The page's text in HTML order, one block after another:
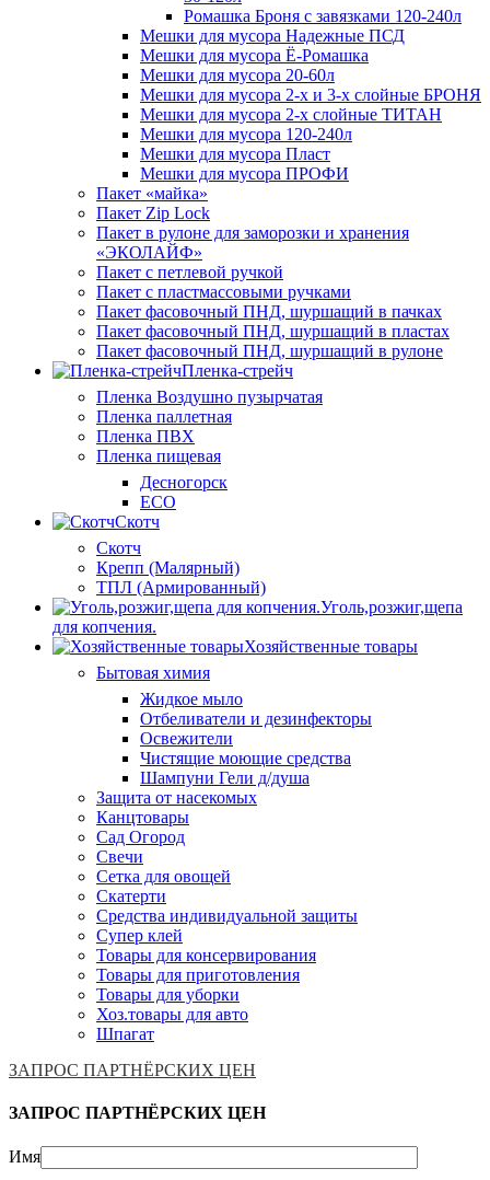
Ромашка Броня с завязками 120-240л
Мешки для мусора Надежные ПСД
Мешки для мусора Ё-Ромашка
Мешки для мусора 20-60л
Мешки для мусора 2-х и 3-х слойные БРОНЯ
Мешки для мусора 2-х слойные ТИТАН
Мешки для мусора 120-240л
Мешки для мусора Пласт
Мешки для мусора ПРОФИ
Пакет «майка»
Пакет Zip Lock
Пакет в рулоне для заморозки и хранения
«ЭКОЛАЙФ»
Пакет с петлевой ручкой
Пакет с пластмассовыми ручками
Пакет фасовочный ПНД, шуршащий в пачках
Пакет фасовочный ПНД, шуршащий в пластах
Пакет фасовочный ПНД, шуршащий в рулоне
Пленка-стрейч
Пленка Воздушно пузырчатая
Пленка паллетная
Пленка ПВХ
Пленка пищевая
Десногорск
ECO
Скотч
Скотч
Крепп (Малярный)
ТПЛ (Армированный)
Уголь,розжиг,щепа
для копчения.
Хозяйственные товары
Бытовая химия
Жидкое мыло
Отбеливатели и дезинфекторы
Освежители
Чистящие моющие средства
Шампуни Гели д/душа
Защита от насекомых
Канцтовары
Сад Огород
Свечи
Сетка для овощей
Скатерти
Средства индивидуальной защиты
Супер клей
Товары для консервирования
Товары для приготовления
Товары для уборки
Хоз.товары для авто
Шпагат
ЗАПРОС ПАРТНЁРСКИХ ЦЕН
ЗАПРОС ПАРТНЁРСКИХ ЦЕН
Имя